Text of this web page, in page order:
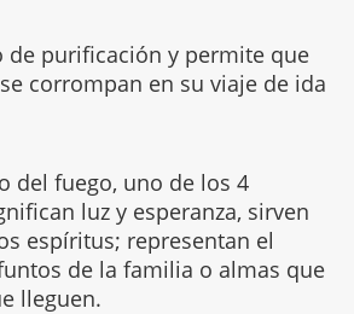
de purificación y permite que
corrompan en su viaje de ida
del fuego, uno de los 4
luz y esperanza, sirven
espíritus; representan el
de la familia o almas que
lleguen.